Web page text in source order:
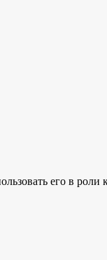
его в роли